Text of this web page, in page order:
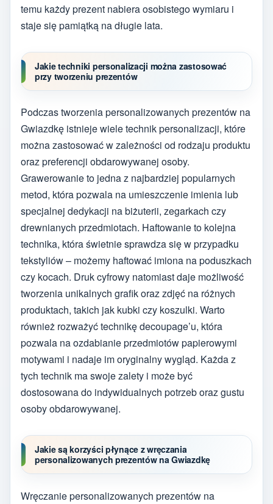
temu każdy prezent nabiera osobistego wymiaru i
staje się pamiątką na długie lata.
Jakie techniki personalizacji można zastosować
przy tworzeniu prezentów
Podczas tworzenia personalizowanych prezentów na
Gwiazdkę istnieje wiele technik personalizacji, które
można zastosować w zależności od rodzaju produktu
oraz preferencji obdarowywanej osoby.
Grawerowanie to jedna z najbardziej popularnych
metod, która pozwala na umieszczenie imienia lub
specjalnej dedykacji na biżuterii, zegarkach czy
drewnianych przedmiotach. Haftowanie to kolejna
technika, która świetnie sprawdza się w przypadku
tekstyliów – możemy haftować imiona na poduszkach
czy kocach. Druk cyfrowy natomiast daje możliwość
tworzenia unikalnych grafik oraz zdjęć na różnych
produktach, takich jak kubki czy koszulki. Warto
również rozważyć technikę decoupage’u, która
pozwala na ozdabianie przedmiotów papierowymi
motywami i nadaje im oryginalny wygląd. Każda z
tych technik ma swoje zalety i może być
dostosowana do indywidualnych potrzeb oraz gustu
osoby obdarowywanej.
Jakie są korzyści płynące z wręczania
personalizowanych prezentów na Gwiazdkę
Wręczanie personalizowanych prezentów na